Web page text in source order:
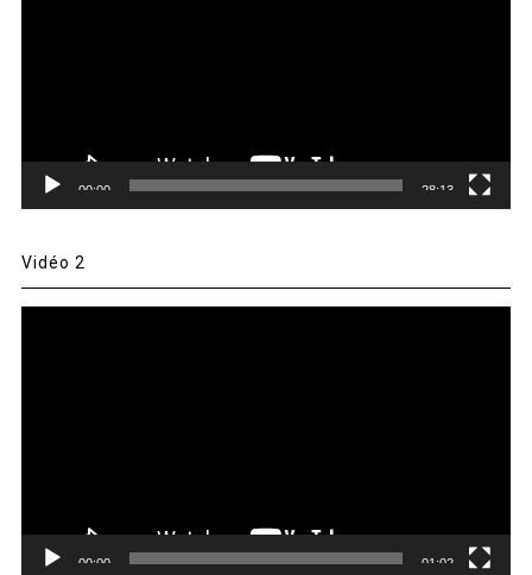
00:00 28:13
Vidéo 2
00:00 01:02